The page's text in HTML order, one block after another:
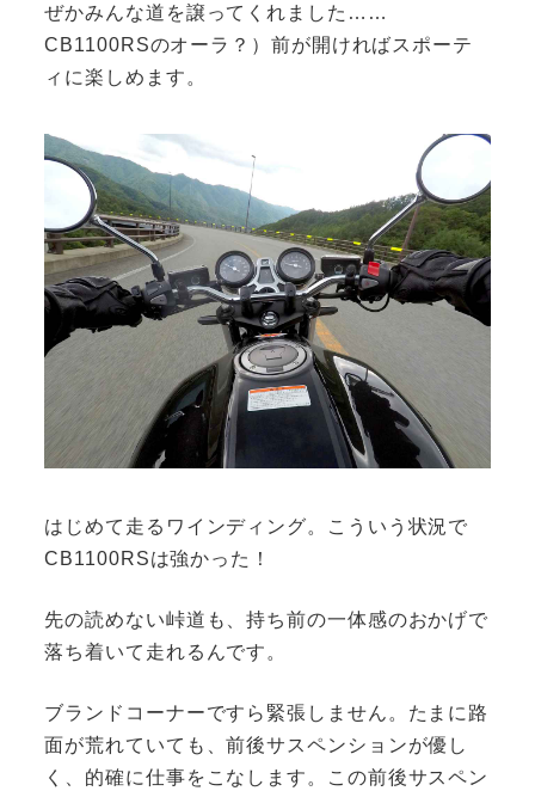
ぜかみんな道を譲ってくれました……
CB1100RSのオーラ？）前が開ければスポーテ
ィに楽しめます。
はじめて走るワインディング。こういう状況で
CB1100RSは強かった！
先の読めない峠道も、持ち前の一体感のおかげで
落ち着いて走れるんです。
ブランドコーナーですら緊張しません。たまに路
面が荒れていても、前後サスペンションが優し
く、的確に仕事をこなします。この前後サスペン